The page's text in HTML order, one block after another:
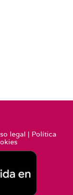
legal | Política